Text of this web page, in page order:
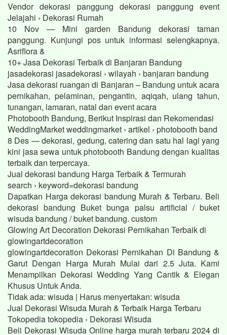
Vendor dekorasi panggung dekorasi panggung event
Jelajahi › Dekorasi Rumah
10 Nov — Mini garden Bandung dekorasi taman
panggung. Kunjungi pos untuk informasi selengkapnya.
Asriflora &
10+ Jasa Dekorasi Terbaik di Banjaran Bandung
jasadekorasi jasadekorasi › wilayah › banjaran bandung
Jasa dekorasi ruangan di Banjaran – Bandung untuk acara
pernikahan, pelaminan, pengantin, aqiqah, ulang tahun,
tunangan, lamaran, natal dan event acara
Photobooth Bandung, Berikut Inspirasi dan Rekomendasi
WeddingMarket weddingmarket › artikel › photobooth band
8 Des — dekorasi, gedung, catering dan satu hal lagi yang
kini jasa sewa untuk photobooth Bandung dengan kualitas
terbaik dan terpercaya.
Jual dekorasi bandung Harga Terbaik & Termurah
search › keyword=dekorasi bandung
Dapatkan Harga dekorasi bandung Murah & Terbaru. Beli
dekorasi bandung Buket bunga palsu artificial / buket
wisuda bandung / buket bandung. custom
Glowing Art Decoration Dekorasi Pernikahan Terbaik di
glowingartdecoration
glowingartdecoration Dekorasi Pernikahan Di Bandung &
Garut Dengan Harga Murah Mulai dari 2.5 Juta. Kami
Menampilkan Dekorasi Wedding Yang Cantik & Elegan
Khusus Untuk Anda.
Tidak ada: wisuda ‎| Harus menyertakan: wisuda
Jual Dekorasi Wisuda Murah & Terbaik Harga Terbaru
Tokopedia tokopedia › Dekorasi Wisuda
Beli Dekorasi Wisuda Online harga murah terbaru 2024 di